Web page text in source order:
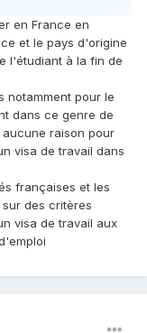
en France en
et le pays d'origine
l'étudiant à la fin de
notamment pour le
dans ce genre de
raison pour
visa de travail dans
françaises et les
des critères
visa de travail aux